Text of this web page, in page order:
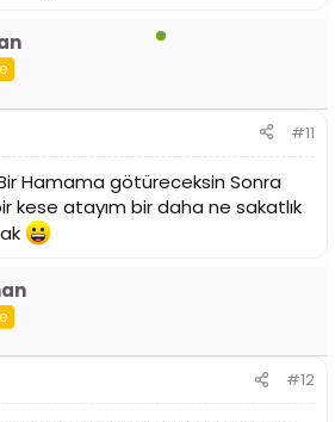
#11
Hamama götüreceksin Sonra
kese atayım bir daha ne sakatlık
#12